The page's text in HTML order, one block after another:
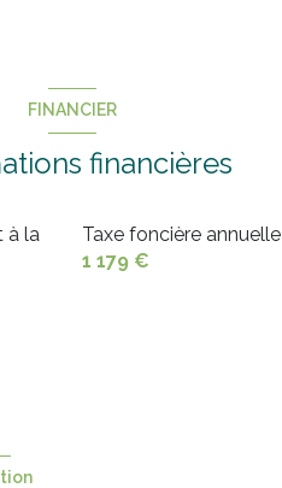
FINANCIER
financières
à la
Taxe foncière annuelle
1 179 €